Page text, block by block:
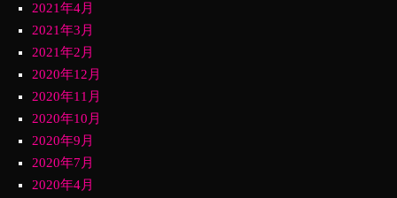
2021年4月
2021年3月
2021年2月
2020年12月
2020年11月
2020年10月
2020年9月
2020年7月
2020年4月